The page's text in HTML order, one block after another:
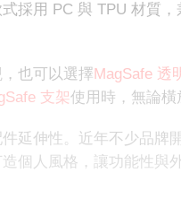
採用 PC 與 TPU 材質
也可以選擇MagSafe 透
支架使用時，無論橫
延伸性。近年不少品牌
個人風格，讓功能性與